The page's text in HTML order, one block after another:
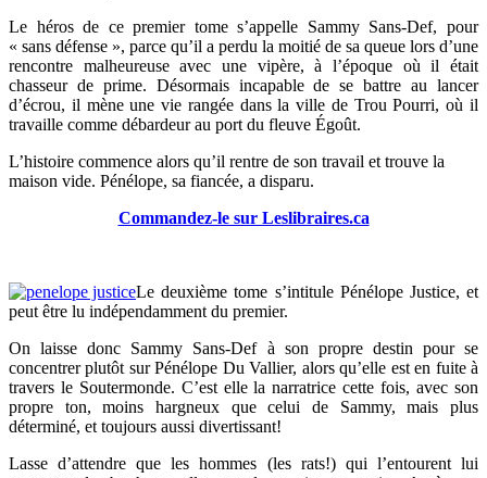
Le héros de ce premier tome s’appelle Sammy Sans-Def, pour
« sans défense », parce qu’il a perdu la moitié de sa queue lors d’une
rencontre malheureuse avec une vipère, à l’époque où il était
chasseur de prime. Désormais incapable de se battre au lancer
d’écrou, il mène une vie rangée dans la ville de Trou Pourri, où il
travaille comme débardeur au port du fleuve Égoût.
L’histoire commence alors qu’il rentre de son travail et trouve la
maison vide. Pénélope, sa fiancée, a disparu.
Commandez-le sur Leslibraires.ca
Le deuxième tome s’intitule Pénélope Justice, et
peut être lu indépendamment du premier.
On laisse donc Sammy Sans-Def à son propre destin pour se
concentrer plutôt sur Pénélope Du Vallier, alors qu’elle est en fuite à
travers le Soutermonde. C’est elle la narratrice cette fois, avec son
propre ton, moins hargneux que celui de Sammy, mais plus
déterminé, et toujours aussi divertissant!
Lasse d’attendre que les hommes (les rats!) qui l’entourent lui